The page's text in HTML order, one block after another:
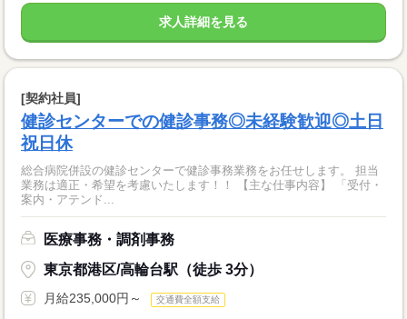
求人詳細を見る
[契約社員]
健診センターでの健診事務◎未経験歓迎◎土日
祝日休
総合病院併設の健診センターで健診事務業務をお任せします。 担当
業務は適正・希望を考慮いたします！！ 【主な仕事内容】 「受付・
案内・アテンド...
医療事務・調剤事務
東京都港区/高輪台駅（徒歩 3分）
月給235,000円～ 交通費全額支給